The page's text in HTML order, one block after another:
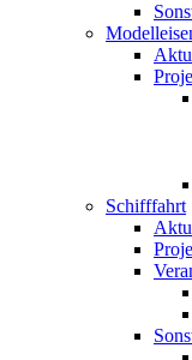
Schifffahrt